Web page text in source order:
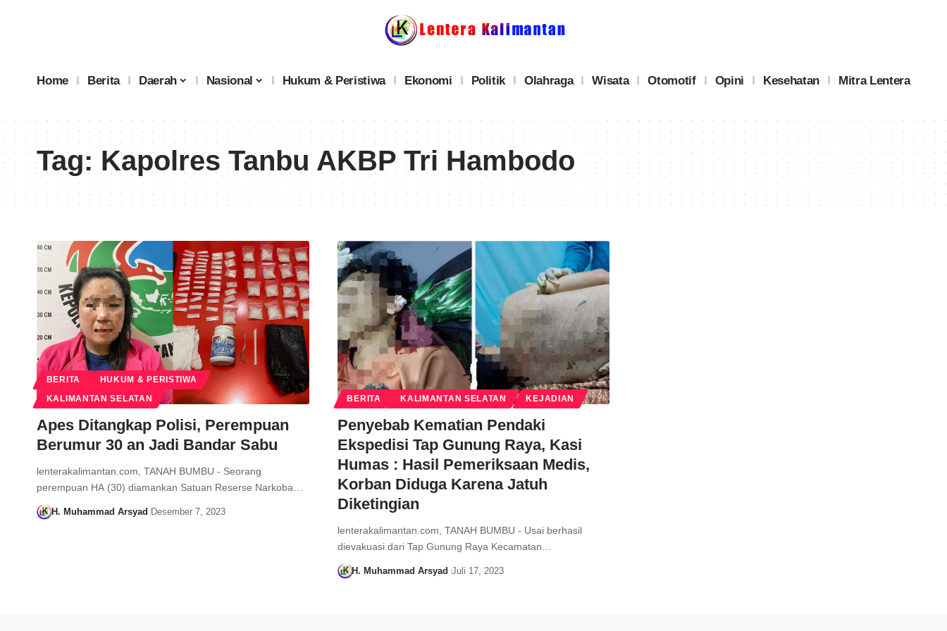
Home Berita Daerah Nasional Hukum & Peristiwa Ekonomi Politik Olahraga Wisata Otomotif Opini Kesehatan Mitra Lentera
Tag:Kapolres Tanbu AKBP Tri Hambodo
BERITA HUKUM & PERISTIWA
KALIMANTAN SELATAN
Apes Ditangkap Polisi, Perempuan
Berumur 30 an Jadi Bandar Sabu
lenterakalimantan.com, TANAH BUMBU - Seorang
perempuan HA (30) diamankan Satuan Reserse Narkoba…
H. Muhammad Arsyad Desember 7, 2023
BERITA KALIMANTAN SELATAN KEJADIAN
Penyebab Kematian Pendaki
Ekspedisi Tap Gunung Raya, Kasi
Humas : Hasil Pemeriksaan Medis,
Korban Diduga Karena Jatuh
Diketingian
lenterakalimantan.com, TANAH BUMBU - Usai berhasil
dievakuasi dari Tap Gunung Raya Kecamatan…
H. Muhammad Arsyad Juli 17, 2023